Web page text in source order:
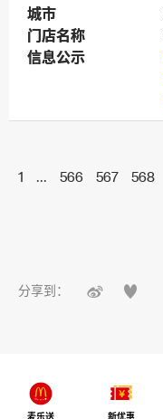
城市
城市
门店名称
门店名称
信息公示
信息公示
1 ... 566 567 568
分享到：  